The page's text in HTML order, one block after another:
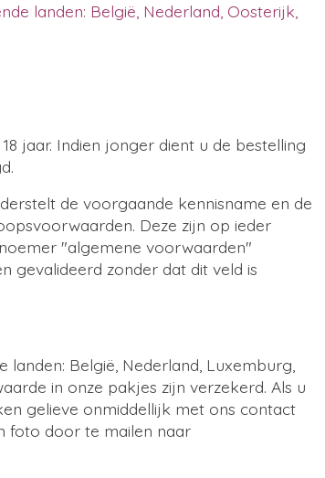
landen: België, Nederland, Oosterijk,
jaar. Indien jonger dient u de bestelling
de voorgaande kennisname en de
Deze zijn op ieder
"algemene voorwaarden"
gevalideerd zonder dat dit veld is
België, Nederland, Luxemburg,
in onze pakjes zijn verzekerd. Als u
gelieve onmiddellijk met ons contact
foto door te mailen naar